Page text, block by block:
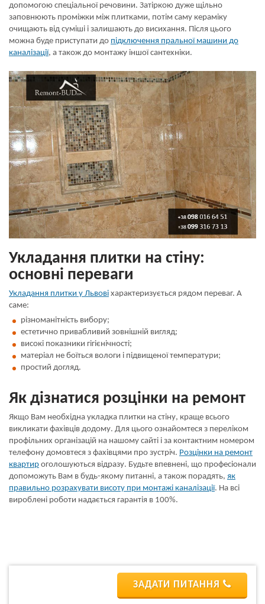
допомогою спеціальної речовини. Затіркою дуже щільно
заповнюють проміжки між плитками, потім саму кераміку
очищають від суміші і залишають до висихання. Після цього
можна буде приступати до підключення пральної машини до
каналізації, а також до монтажу іншої сантехніки.
Укладання плитки на стіну:
основні переваги
Укладання плитки у Львові характеризується рядом переваг. А
саме:
різноманітність вибору;
естетично привабливий зовнішній вигляд;
високі показники гігієнічності;
матеріал не боїться вологи і підвищеної температури;
простий догляд.
Як дізнатися розцінки на ремонт
Якщо Вам необхідна укладка плитки на стіну, краще всього
викликати фахівців додому. Для цього ознайомтеся з переліком
профільних організацій на нашому сайті і за контактним номером
телефону домовтеся з фахівцями про зустріч. Розцінки на ремонт
квартир оголошуються відразу. Будьте впевнені, що професіонали
допоможуть Вам в будь-якому питанні, а також порадять, як
правильно розрахувати висоту при монтажі каналізації. На всі
вироблені роботи надається гарантія в 100%.
ЗАДАТИ ПИТАННЯ